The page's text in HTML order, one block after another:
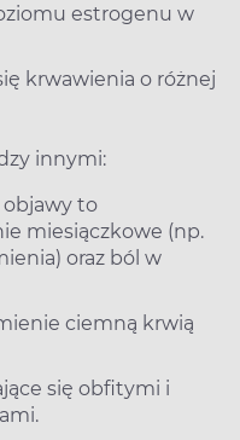
estrogenu w
krwawienia o różnej
innymi:
objawy to
miesiączkowe (np.
oraz ból w
ciemną krwią
się obfitymi i